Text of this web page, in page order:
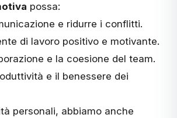
possa:
e ridurre i conflitti.
di lavoro positivo e motivante.
e la coesione del team.
e il benessere dei
personali, abbiamo anche